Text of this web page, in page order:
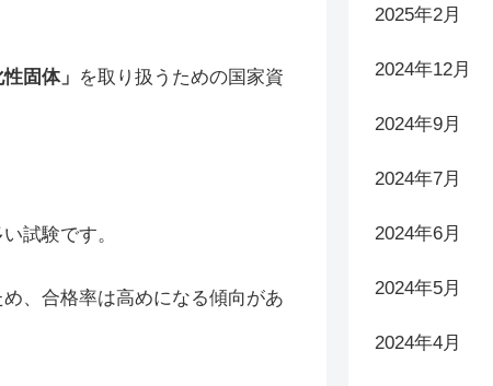
性固体」 を取り扱うための国家資
試験です。
、合格率は高めになる傾向があ
2025年2月
2024年12月
2024年9月
2024年7月
2024年6月
2024年5月
2024年4月